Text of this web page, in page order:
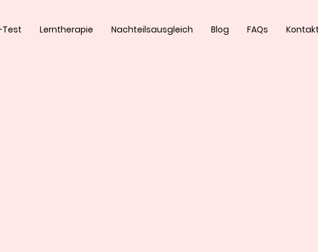
Test Lerntherapie Nachteilsausgleich Blog FAQs